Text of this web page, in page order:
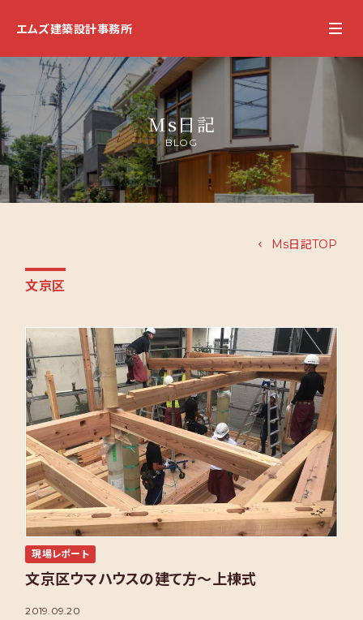
エムズ建築設計事務所
Ms日記
BLOG
Ms日記TOP
文京区
現場レポート
文京区ウマハウスの建て方～上棟式
2019.09.20